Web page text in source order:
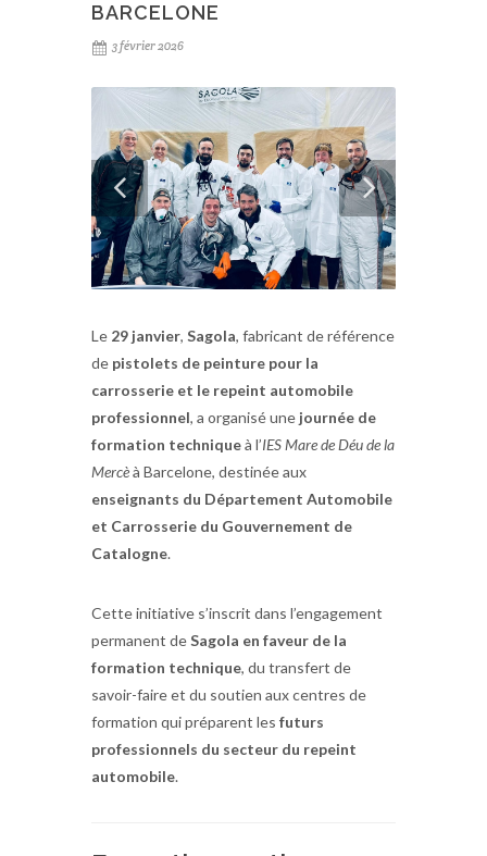
BARCELONE
3 février 2026
Le 29 janvier, Sagola, fabricant de référence
de pistolets de peinture pour la
carrosserie et le repeint automobile
professionnel, a organisé une journée de
formation techniqueà l’IES Mare de Déu de la
Mercèà Barcelone, destinée aux
enseignants du Département Automobile
et Carrosserie du Gouvernement de
Catalogne.
Cette initiative s’inscrit dans l’engagement
permanent deSagola en faveur de la
formation technique, du transfert de
savoir-faire et du soutien aux centres de
formation qui préparent les futurs
professionnels du secteur du repeint
automobile.